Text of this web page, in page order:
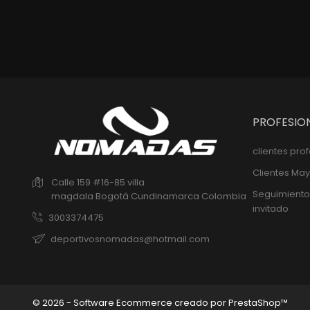
Calle 159 #16-85 villa
magdala Bogotá Cundinamarca Colombia
3003374475
deportivosnomadas@hotmail.com
clientes
Clientes
invitado
© 2026 - Software Ecommerce creado por PrestaShop™